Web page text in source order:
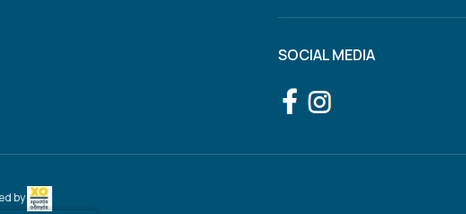
SOCIAL MEDIA
by